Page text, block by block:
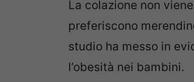
La colazione non
preferiscono
studio ha messo in
l’obesità nei bambini.